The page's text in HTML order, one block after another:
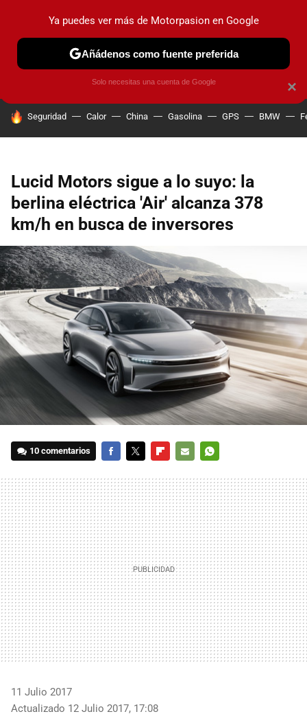
PRUEBAS COCHES ELÉCTRICOS OBSERVATORIO
HOY SE HABLA DE
Seguridad Calor China Gasolina GPS BMW
Lucid Motors sigue a lo suyo: la
berlina eléctrica 'Air' alcanza 378
km/h en busca de inversores
10 comentarios
MAIL
11 Julio 2017
Actualizado 12 Julio 2017, 17:08
×
Ya puedes ver más de Motorpasion en Google
Añádenos como fuente preferida
Solo necesitas una cuenta de Google